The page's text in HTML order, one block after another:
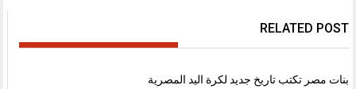
RELATED POST
بنات مصر تكتب تاريخ جديد لكرة اليد المصرية